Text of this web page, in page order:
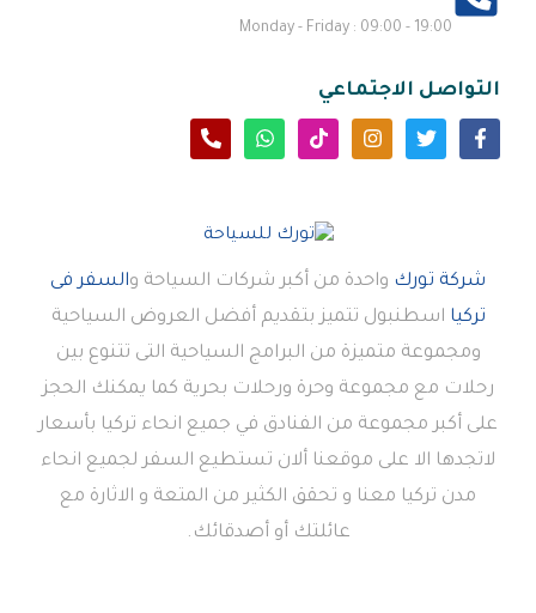
Monday - Friday : 09:00 - 19:00
التواصل الاجتماعي
شركة تورك واحدة من أكبر شركات السياحة والسفر فى
تركيا اسطنبول تتميز بتقديم أفضل العروض السياحية
ومجموعة متميزة من البرامج السياحية التى تتنوع بين
رحلات مع مجموعة وحرة ورحلات بحرية كما يمكنك الحجز
على أكبر مجموعة من الفنادق في جميع انحاء تركيا بأسعار
لاتجدها الا على موقعنا ألان تستطيع السفر لجميع انحاء
مدن تركيا معنا و تحقق الكثير من المتعة و الاثارة مع
عائلتك أو أصدقائك.